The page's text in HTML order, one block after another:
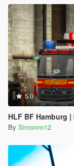
5.0
HLF BF Hamburg
By Simonnn12